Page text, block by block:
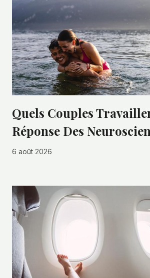
Quels Couples
Réponse Des
6 août 2026